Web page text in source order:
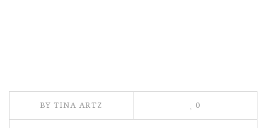
BY TINA ARTZ 0